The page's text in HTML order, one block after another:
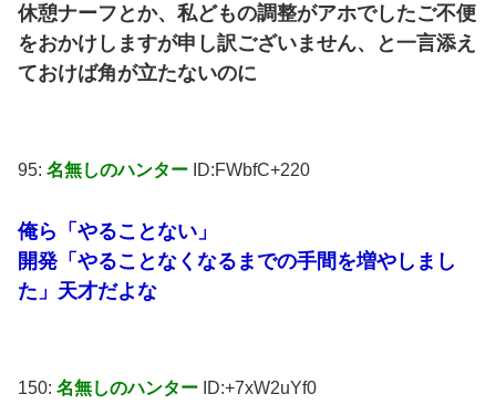
休憩ナーフとか、私どもの調整がアホでしたご不便
をおかけしますが申し訳ございません、と一言添え
ておけば角が立たないのに
95: 名無しのハンター ID:FWbfC+220
俺ら「やることない」
開発「やることなくなるまでの手間を増やしまし
た」天才だよな
150: 名無しのハンター ID:+7xW2uYf0